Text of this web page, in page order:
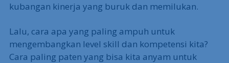
kubangan kinerja yang buruk dan memilukan.
Lalu, cara apa yang paling ampuh untuk
mengembangkan level skill dan kompetensi kita?
Cara paling paten yang bisa kita anyam untuk